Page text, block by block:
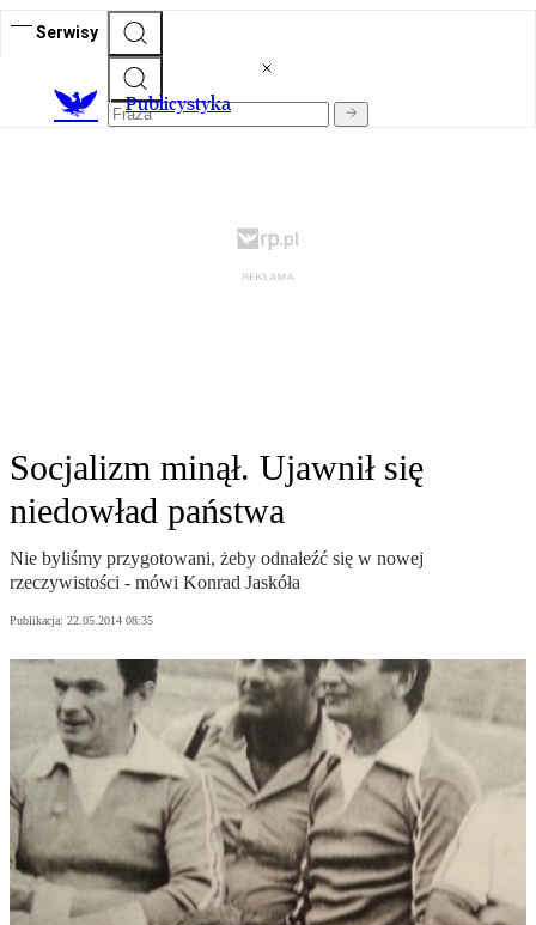
Serwisy
Publicystyka
Socjalizm minął. Ujawnił się
niedowład państwa
Nie byliśmy przygotowani, żeby odnaleźć się w nowej
rzeczywistości - mówi Konrad Jaskóła
Publikacja: 22.05.2014 08:35